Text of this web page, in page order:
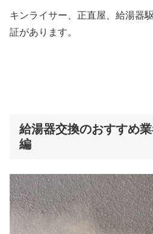
キンライサー、正直屋、給湯器
証があります。
給湯器交換のおすすめ
編